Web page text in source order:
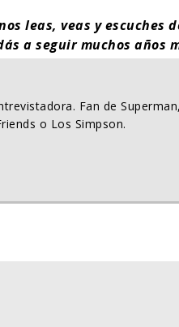
leas, veas y escuches
a seguir muchos años
Fan de
o Los Simpson.